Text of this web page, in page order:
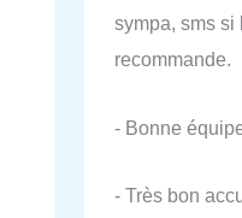
sympa, sms si
recommande.
- Bonne
- Très bon